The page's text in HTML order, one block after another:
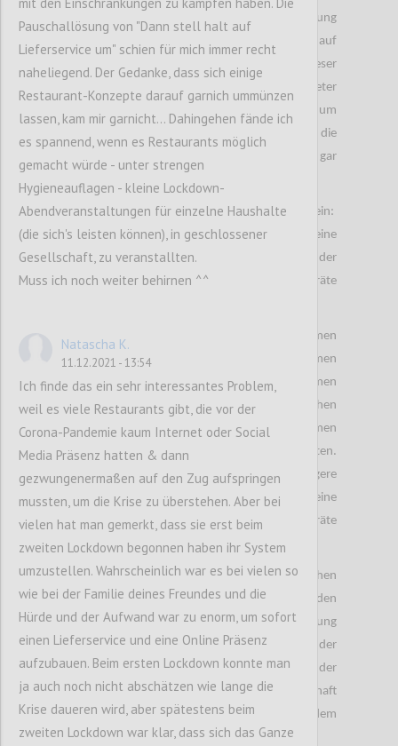
formuliert werden. Für bessere Kundenerfahrung
empfiehlt es sich, bei ausverkauften Waren auf
Alternativen hinzuweisen. Für die Umsetzung dieser
Servicedienstleistung der Smartphone Anbieter
müssen neue IT Lösungen implementiert werden um
die Lage unter Kontrolle zu bringen, da die
Lieferengpässe uns die nächsten Monate wenn gar
noch Jahre mitbegleiten wird.
Diese IT Lösungen können sein:
Sendungsbenachrichtigungen via SMS oder auch eine
Live Lagerstandsliste auf den Websiten der
Smartphone Anbieter worauf auf Alternative Geräte
Währende Smartphone Hersteller mit Lieferproblemen
zu kämpfen haben , haben andere Unternehmen
bereits entsprechend reagiert. Das Unternehmen
Refurbed GmbH hat bewiesen wie es anders gehen
kann. Ältere Geräte werden von diesem Unternehmen
gewartet und erneut dem Endverbraucher angeboten.
Zum einen handelt es sich dabei um eine nachhaltigere
Variante zum anderen haben die Kunden eine
Alternative um an gebrauchsfähige Geräte
ranzukommen.
Auch Anbieter wie Xiaomi oder auch Vivo sahen
aufgrund der Pandemie eine Chance nun in den
direkten Wettbewerb mit Apple und Samsung
einzusteigen. Besonders Vivo rührte an der
Werbetrommel. Vivo war zum Beispiel einer der
Hauptsponsoren der Fußball Europameisterschaft
2021. Xiaomi wiederum versucht nach dem
Niedergang von Huawei die Lücke zu füllen.
Pauschallösung von "Dann stell halt auf
Lieferservice um" schien für mich immer recht
naheliegend. Der Gedanke, dass sich einige
Restaurant-Konzepte darauf garnich ummünzen
lassen, kam mir garnicht... Dahingehen fände ich
es spannend, wenn es Restaurants möglich
gemacht würde - unter strengen
Hygieneauflagen - kleine Lockdown-
Abendveranstaltungen für einzelne Haushalte
(die sich's leisten können), in geschlossener
Gesellschaft, zu veranstallten.
Muss ich noch weiter behirnen ^^
Natascha K.
11.12.2021 - 13:54
Ich finde das ein sehr interessantes Problem,
weil es viele Restaurants gibt, die vor der
Corona-Pandemie kaum Internet oder Social
Media Präsenz hatten & dann
gezwungenermaßen auf den Zug aufspringen
mussten, um die Krise zu überstehen. Aber bei
vielen hat man gemerkt, dass sie erst beim
zweiten Lockdown begonnen haben ihr System
umzustellen. Wahrscheinlich war es bei vielen so
wie bei der Familie deines Freundes und die
Hürde und der Aufwand war zu enorm, um sofort
einen Lieferservice und eine Online Präsenz
aufzubauen. Beim ersten Lockdown konnte man
ja auch noch nicht abschätzen wie lange die
Krise daueren wird, aber spätestens beim
zweiten Lockdown war klar, dass sich das Ganze